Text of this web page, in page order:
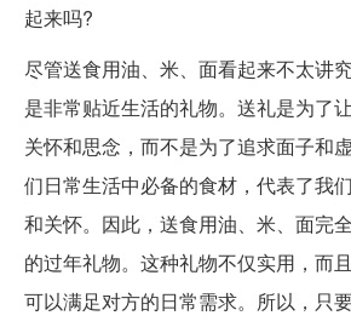
起来吗?
尽管送食用油、米、面看起来不太讲
是非常贴近生活的礼物。送礼是为了
关怀和思念，而不是为了追求面子和
们日常生活中必备的食材，代表了我
和关怀。因此，送食用油、米、面完
的过年礼物。这种礼物不仅实用，而
可以满足对方的日常需求。所以，只